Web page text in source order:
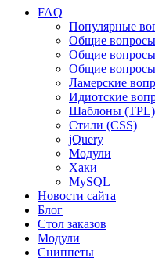
FAQ
Популярные
Общие вопросы
Общие вопросы
Общие
Ламерские
Идиотские
Шаблоны (TPL)
Стили (CSS)
jQuery
Модули
Хаки
MySQL
Новости сайта
Блог
Стол заказов
Модули
Сниппеты